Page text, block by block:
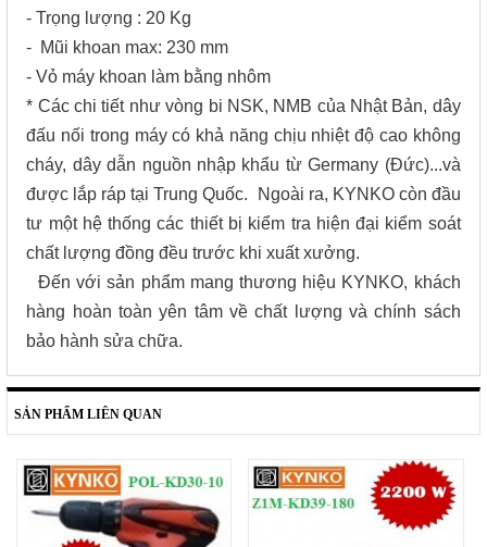
- Trọng lượng : 20 Kg
- Mũi khoan max: 230 mm
- Vỏ máy khoan làm bằng nhôm
* Các chi tiết như vòng bi NSK, NMB của Nhật Bản, dây
đấu nối trong máy có khả năng chịu nhiệt độ cao không
cháy, dây dẫn nguồn nhập khẩu từ Germany (Đức)...và
được lắp ráp tại Trung Quốc. Ngoài ra, KYNKO còn đầu
tư một hệ thống các thiết bị kiểm tra hiện đại kiểm soát
chất lượng đồng đều trước khi xuất xưởng.
Đến với sản phẩm mang thương hiệu KYNKO, khách
hàng hoàn toàn yên tâm về chất lượng và chính sách
bảo hành sửa chữa.
SẢN PHẨM LIÊN QUAN